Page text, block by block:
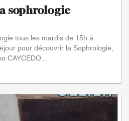
sophrologie
tous les mardis de 15h à
pour découvrir la Sophrologie,
CAYCEDO...